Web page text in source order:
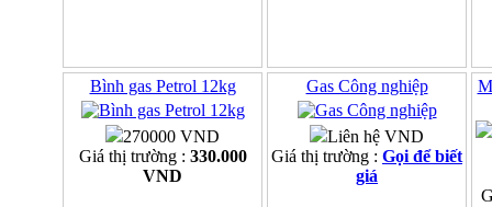
Bình gas Petrol 12kg
270000 VND
Giá thị trường : 330.000
VND
Gas Công nghiệp
Liên hệ VND
Giá thị trường : Gọi để biết
giá